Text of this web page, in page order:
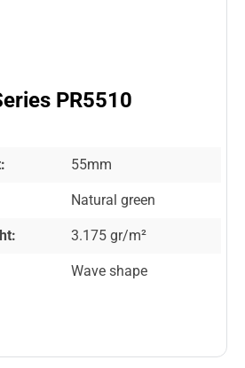
PR5510
55mm
Natural green
3.175 gr/m²
Wave shape